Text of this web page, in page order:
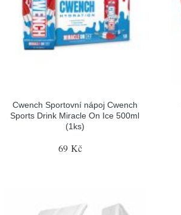
Cwench Sportovní nápoj Cwench
Sports Drink Miracle On Ice 500ml
(1ks)
69 Kč